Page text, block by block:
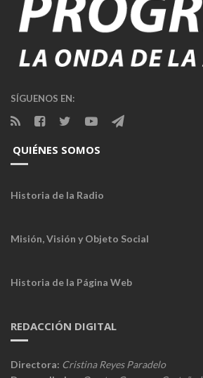
SÍGUENOS EN:
QUIÉNES SOMOS
Historia de la Radio
Misión, Visión y Objeto Social
Historia de la Página Web
REDACCIÓN DIGITAL
Directora: Cristina Reyes Paradelo